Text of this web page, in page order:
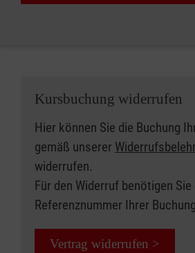
Kursbuchung widerrufen
Hier können Sie die Buchung
gemäß unserer
widerrufen.
Für den Widerruf benötigen Sie
Referenznummer Ihrer
Vertrag widerrufen >